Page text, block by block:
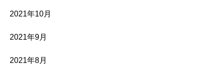
2021年10月
2021年9月
2021年8月